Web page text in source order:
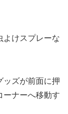
よけスプレーな
ッズが前面に押
ーナーへ移動す